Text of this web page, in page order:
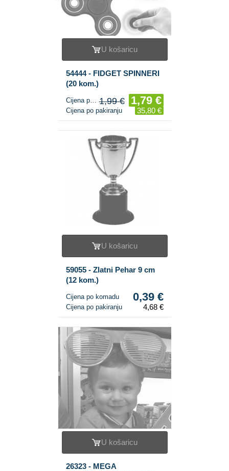
U košaricu
54444 - FIDGET SPINNERI
(20 kom.)
Cijena po komadu 1,99 € 1,79 €
Cijena po pakiranju 35,80 €
U košaricu
59055 - Zlatni Pehar 9 cm
(12 kom.)
Cijena po komadu 0,39 €
Cijena po pakiranju 4,68 €
U košaricu
26323 - MEGA